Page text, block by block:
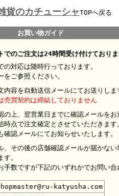
貨のカチューシャTOPへ戻る
お買い物ガイド
でのご注文は24時間受け付けておりま
の対応は随時行っております。
をご参照ください。
内容を自動送信メールにてお送りしま
売買契約は締結しておりません
の上、翌営業日までに確認メールをお
時点で注文確定とさせていただきます
確認メールにてお知らせいたします。
、その後の店舗確認メールが届かな
す。
手数ですが下記のいずれかでお問い合
katyusha.com